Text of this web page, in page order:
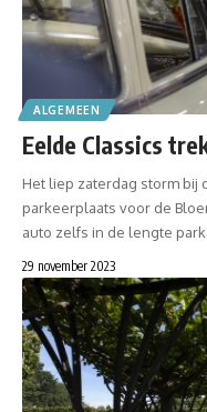
ALGEMEEN
Eelde Classics
Het liep zaterdag storm bij
parkeerplaats voor de
auto zelfs in de lengte
29 november 2023